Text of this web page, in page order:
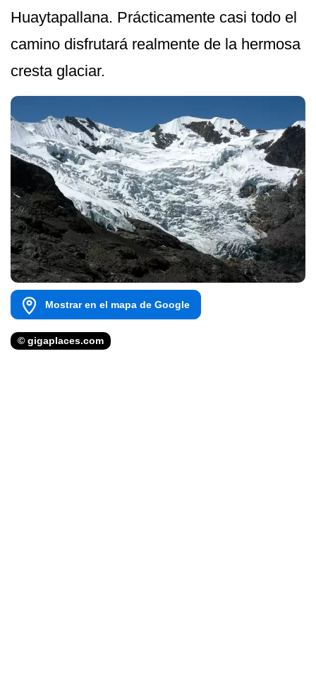
Huaytapallana. Prácticamente casi todo el
camino disfrutará realmente de la hermosa
cresta glaciar.
Mostrar en el mapa de Google
© gigaplaces.com